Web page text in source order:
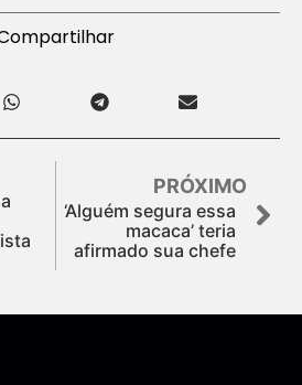
PRÓXIMO
‘Alguém segura essa
macaca’ teria
afirmado sua chefe